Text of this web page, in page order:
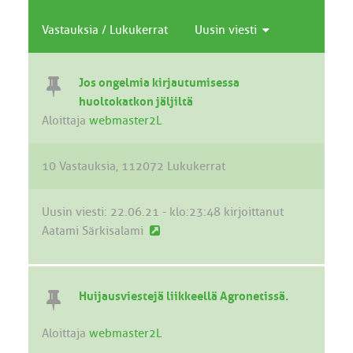
Vastauksia / Lukukerrat Uusin viesti
Jos ongelmia kirjautumisessa
huoltokatkon jäljiltä
Aloittaja webmaster2L
10 Vastauksia 112072 Lukukerrat
Uusin viesti: 22.06.21 - klo:23:48 kirjoittanut
Aatami Särkisalami
U
s
Huijausviestejä liikkeellä Agronetissä.
Aloittaja webmaster2L